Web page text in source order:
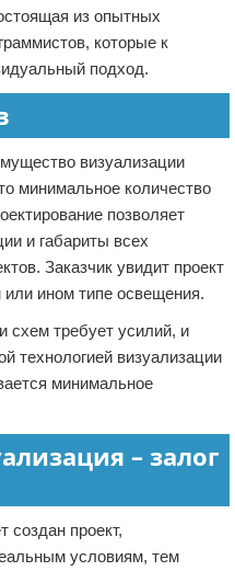
из опытных
которые к
подход.
визуализации
минимальное количество
позволяет
и габариты всех
Заказчик увидит проект
ином типе освещения.
схем требует усилий, и
технологией визуализации
минимальное
– залог
создан проект,
условиям, тем